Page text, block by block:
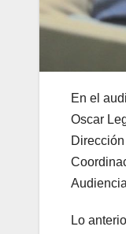
En el
Oscar
Lo